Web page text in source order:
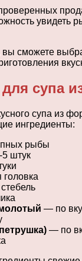
увидеть
вы сможете
супа
супа из
ингредиенты:
рыбы
штук
— по
— по